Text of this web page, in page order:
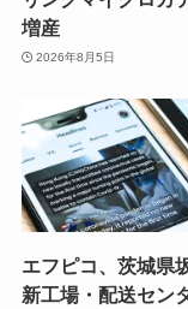
増産
2026年8月5日
エフピコ、茨城県
新工場・配送セン